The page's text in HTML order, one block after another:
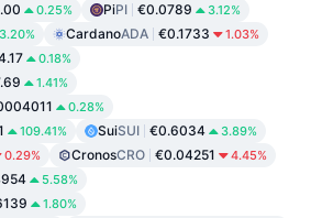
0.25% PiPI €0.0789 3.12%
3.20% CardanoADA €0.1733 1.03%
0.18%
1.41%
0.28%
109.41% SuiSUI €0.6034 3.89%
0.29% CronosCRO €0.04251 4.45%
5.58%
1.80%